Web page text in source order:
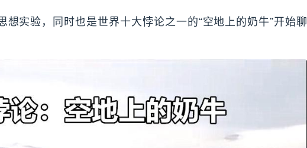
想实验，同时也是世界十大悖论之一的“空地上的奶牛”开始聊